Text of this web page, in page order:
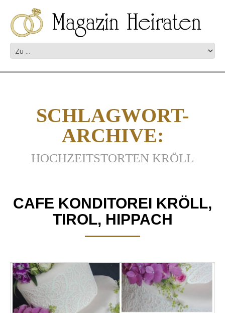
SCHLAGWORT-
ARCHIVE:
HOCHZEITSTORTEN KRÖLL
CAFE KONDITOREI KRÖLL,
TIROL, HIPPACH